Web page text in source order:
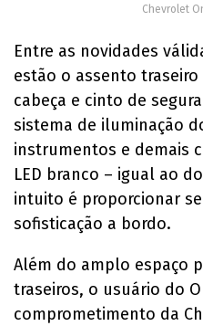
Chevrolet
Entre as novidades
estão o assento
cabeça e cinto de
sistema de iluminação
instrumentos e demais
LED branco – igual ao
intuito é proporcionar
sofisticação a bordo.
Além do amplo espaço
traseiros, o usuário do
comprometimento da